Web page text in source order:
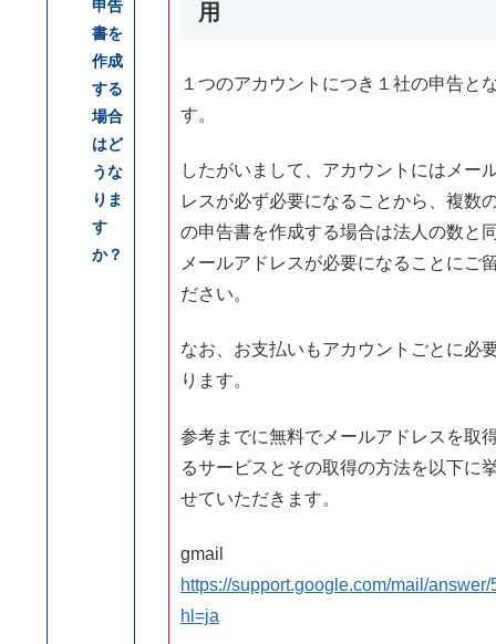
申告
書を
作成
する
場合
はど
うな
りま
す
か？
用
１つのアカウントにつき１社の申告と
す。
したがいまして、アカウントにはメー
レスが必ず必要になることから、複数
の申告書を作成する場合は法人の数と
メールアドレスが必要になることにご
ださい。
なお、お支払いもアカウントごとに必
ります。
参考までに無料でメールアドレスを取
るサービスとその取得の方法を以下に
せていただきます。
gmail
https://support.google.com/mail/
hl=ja